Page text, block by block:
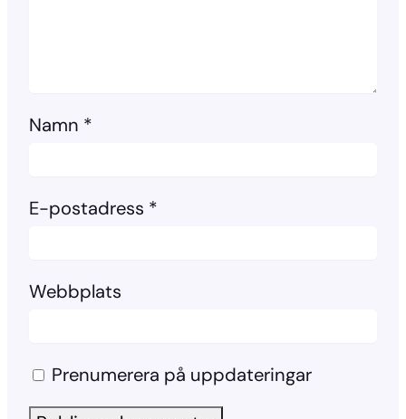
Namn *
E-postadress *
Webbplats
Prenumerera på uppdateringar